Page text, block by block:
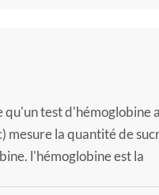
test d'hémoglobine
mesure la quantité de
l'hémoglobine est la